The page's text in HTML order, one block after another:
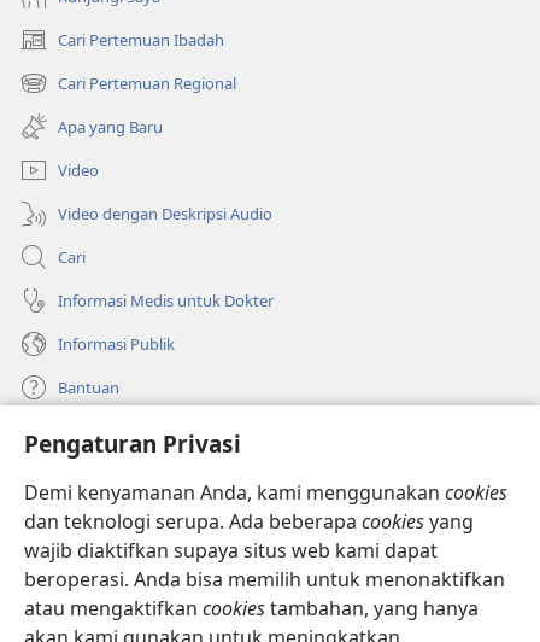
Pengaturan Privasi
Demi kenyamanan Anda, kami menggunakan cookies
dan teknologi serupa. Ada beberapa cookiesyang
wajib diaktifkan supaya situs web kami dapat
beroperasi. Anda bisa memilih untuk menonaktifkan
atau mengaktifkan cookiestambahan, yang hanya
Cari Pertemuan Ibadah
(terbuka
di
window
baru)
Cari Pertemuan Regional
(terbuka
di
window
baru)
Apa yang Baru
Video
Video dengan Deskripsi Audio
Cari
Informasi Medis untuk Dokter
Informasi Publik
Bantuan
Sumbangan
(terbuka
di
window
baru)
PERPUSTAKAAN ONLINE Menara Pengawal
(terbuka
di
window
®
(terbuka
di
windowJW Library ®